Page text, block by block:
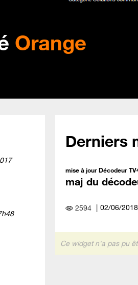
Orange
Derniers
mise à jour Décodeur
maj du
2594 ‎02/06/2018
Ce widget n'a pas pu